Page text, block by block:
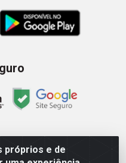
próprios e de
- Av. Senador Queiróz, 274